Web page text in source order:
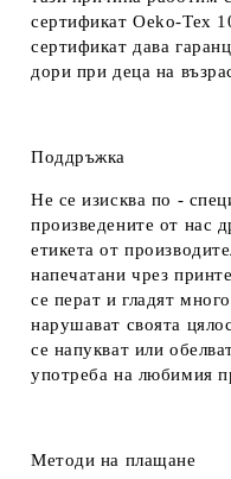
сертификат Oeko-Tex
сертификат дава
дори при деца на
Поддръжка
Не се изисква по -
произведените от нас
етикета от
напечатани чрез
се перат и гладят
нарушават своята
се напукват или
употреба на любимия
Методи на плащане